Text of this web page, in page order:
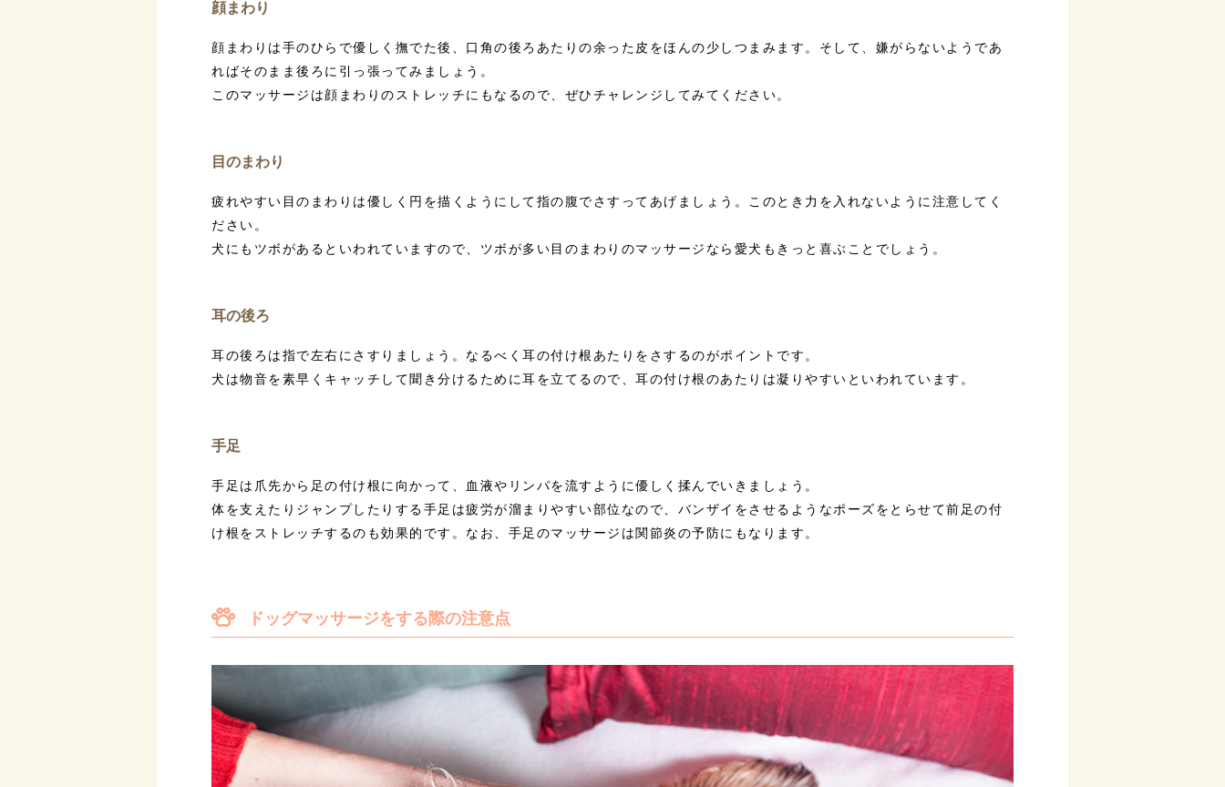
顔まわり
顔まわりは手のひらで優しく撫でた後、口角の後ろあたりの余った皮をほんの少しつまみます。そして、嫌がらないようであ
ればそのまま後ろに引っ張ってみましょう。
このマッサージは顔まわりのストレッチにもなるので、ぜひチャレンジしてみてください。
目のまわり
疲れやすい目のまわりは優しく円を描くようにして指の腹でさすってあげましょう。このとき力を入れないように注意してく
ださい。
犬にもツボがあるといわれていますので、ツボが多い目のまわりのマッサージなら愛犬もきっと喜ぶことでしょう。
耳の後ろ
耳の後ろは指で左右にさすりましょう。なるべく耳の付け根あたりをさするのがポイントです。
犬は物音を素早くキャッチして聞き分けるために耳を立てるので、耳の付け根のあたりは凝りやすいといわれています。
手足
手足は爪先から足の付け根に向かって、血液やリンパを流すように優しく揉んでいきましょう。
体を支えたりジャンプしたりする手足は疲労が溜まりやすい部位なので、バンザイをさせるようなポーズをとらせて前足の付
け根をストレッチするのも効果的です。なお、手足のマッサージは関節炎の予防にもなります。
ドッグマッサージをする際の注意点